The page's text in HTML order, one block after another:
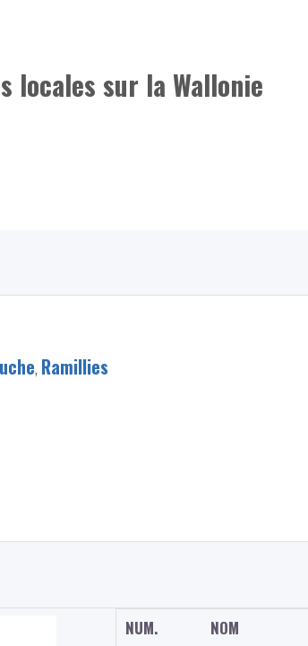
sur la Wallonie
, Ramillies
NUM. NOM